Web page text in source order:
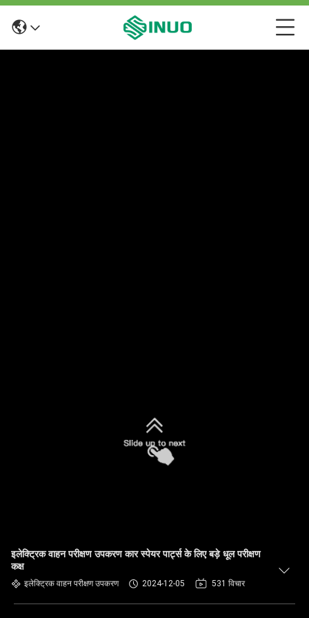
इलेक्ट्रिक वाहन परीक्षण उपकरण कार स्पेयर पार्ट्स के लिए बड़े धूल परीक्षण
कक्ष
इलेक्ट्रिक वाहन परीक्षण उपकरण 2024-12-05 531 विचार